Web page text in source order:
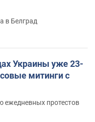
в Белград
Украины уже 23-
митинги с
ежедневных протестов